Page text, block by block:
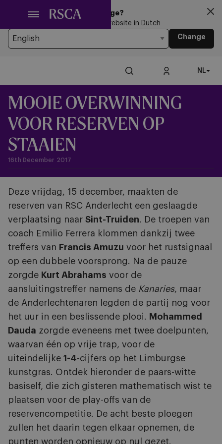
hoofdinhoud
Looking for another Language?
You’re currently browsing the website in Dutch
Change
NL
MOOIE OVERWINNING
VOOR RESERVEN OP
STAAIEN
16th December 2017
Deze vrijdag, 15 december, maakten de
reserven van RSC Anderlecht een geslaagde
verplaatsing naar Sint-Truiden. De troepen van
coach Emilio Ferrera klommen dankzij twee
treffers van Francis Amuzu voor het rustsignaal
op een dubbele voorsprong. Na de pauze
zorgde Kurt Abrahams voor de
aansluitingstreffer namens de Kanaries, maar
de Anderlechtenaren legden de partij nog voor
het uur in een beslissende plooi. Mohammed
Dauda zorgde eveneens met twee doelpunten,
waarvan één op vrije trap, voor de
uiteindelijke 1-4-cijfers op het Limburgse
kunstgras. Ontdek hieronder de paars-witte
basiself, die zich gisteren mathematisch wist te
plaatsen voor de play-offs van de
reservencompetitie. De acht beste ploegen
zullen het daarin tegen elkaar opnemen, de
punten worden opnieuw op nul gezet.